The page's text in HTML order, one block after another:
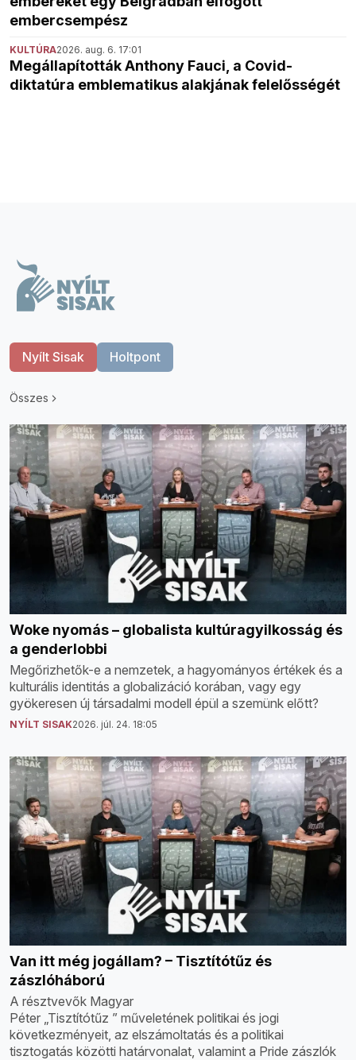
embercsempész
KULTÚRA2026. aug. 6. 17:01
Megállapították Anthony Fauci, a Covid-
diktatúra emblematikus alakjának felelősségét
Nyílt Sisak Holtpont
Összes
Woke nyomás – globalista kultúragyilkosság és
a genderlobbi
Megőrizhetők-e a nemzetek, a hagyományos értékek és a
kulturális identitás a globalizáció korában, vagy egy
gyökeresen új társadalmi modell épül a szemünk előtt?
NYÍLT SISAK2026. júl. 24. 18:05
Van itt még jogállam? – Tisztítótűz és
zászlóháború
A résztvevők Magyar
Péter „Tisztítótűz ” műveletének politikai és jogi
következményeit, az elszámoltatás és a politikai
tisztogatás közötti határvonalat, valamint a Pride zászlók